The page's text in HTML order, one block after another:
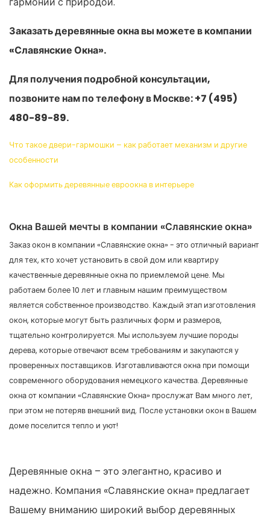
Заказать деревянные окна вы можете в компании
«Славянские Окна».
Для получения подробной консультации,
позвоните нам по телефону в Москве: +7 (495)
480-89-89.
Что такое двери-гармошки – как работает механизм и другие
особенности
Как оформить деревянные евроокна в интерьере
Окна Вашей мечты в компании «Славянские окна»
Заказ окон в компании «Славянские окна» - это отличный вариант
для тех, кто хочет установить в свой дом или квартиру
качественные деревянные окна по приемлемой цене. Мы
работаем более 10 лет и главным нашим преимуществом
является собственное производство. Каждый этап изготовления
окон, которые могут быть различных форм и размеров,
тщательно контролируется. Мы используем лучшие породы
дерева, которые отвечают всем требованиям и закупаются у
проверенных поставщиков. Изготавливаются окна при помощи
современного оборудования немецкого качества. Деревянные
окна от компании «Славянские Окна» прослужат Вам много лет,
при этом не потеряв внешний вид. После установки окон в Вашем
доме поселится тепло и уют!
Деревянные окна – это элегантно, красиво и
надежно. Компания «Славянские окна» предлагает
Вашему вниманию широкий выбор деревянных